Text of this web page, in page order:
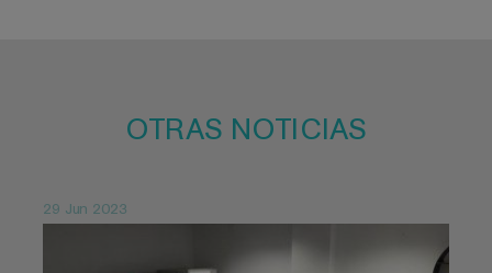
OTRAS NOTICIAS
29 Jun 2023